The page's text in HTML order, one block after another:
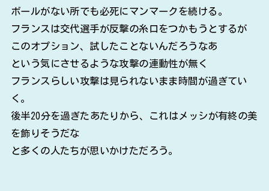
ボールがない所でも必死にマンマークを続ける。
フランスは交代選手が反撃の糸口をつかもうとするが
このオプション、試したことないんだろうなあ
という気にさせるような攻撃の連動性が無く
フランスらしい攻撃は見られないまま時間が過ぎてい
く。
後半20分を過ぎたあたりから、これはメッシが有終の美
を飾りそうだな
と多くの人たちが思いかけただろう。